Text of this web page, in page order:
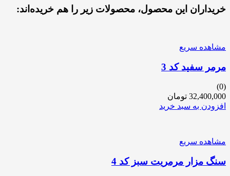
خریداران این محصول، محصولات زیر را هم خریده‌اند:
مشاهده سریع
مرمر سفید کد 3
(0)
32,400,000 تومان
افزودن به سبد خرید
مشاهده سریع
سنگ مزار مرمریت سبز کد 4